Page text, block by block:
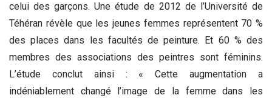
celui des garçons. Une étude de 2012 de l’Université de
Téhéran révèle que les jeunes femmes représentent 70 %
des places dans les facultés de peinture. Et 60 % des
membres des associations des peintres sont féminins.
L’étude conclut ainsi : « Cette augmentation a
indéniablement changé l’image de la femme dans les